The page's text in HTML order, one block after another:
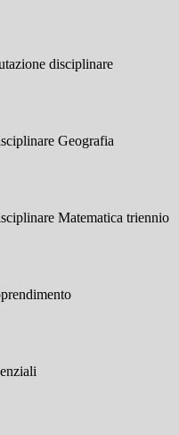
disciplinare
Geografia
Matematica triennio